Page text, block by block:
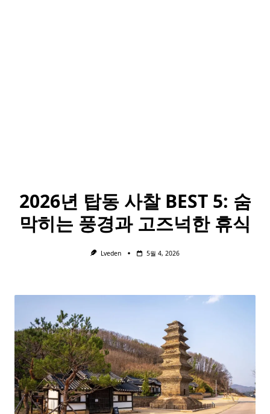
2026년 탑동 사찰 BEST 5: 숨
막히는 풍경과 고즈넉한 휴식
Lveden 5월 4, 2026